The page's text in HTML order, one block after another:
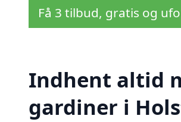
Få 3 tilbud, gratis og
Indhent altid
gardiner i